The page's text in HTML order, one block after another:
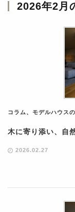
2026年2月
コラム 、 モデルハウス
木に寄り添い、自
2026.02.27